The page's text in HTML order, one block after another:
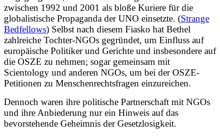
zwischen 1992 und 2001 als bloße Kuriere für die
globalistische Propaganda der UNO einsetzte. (Strange
Bedfellows) Selbst nach diesem Fiasko hat Bethel
zahlreiche Tochter-NGOs gegründet, um Einfluss auf
europäische Politiker und Gerichte und insbesondere auf
die OSZE zu nehmen; sogar gemeinsam mit
Scientology und anderen NGOs, um bei der OSZE-
Petitionen zu Menschenrechtsfragen einzureichen.
Dennoch waren ihre politische Partnerschaft mit NGOs
und ihre Anbiederung nur ein Hinweis auf das
bevorstehende Geheimnis der Gesetzlosigkeit.